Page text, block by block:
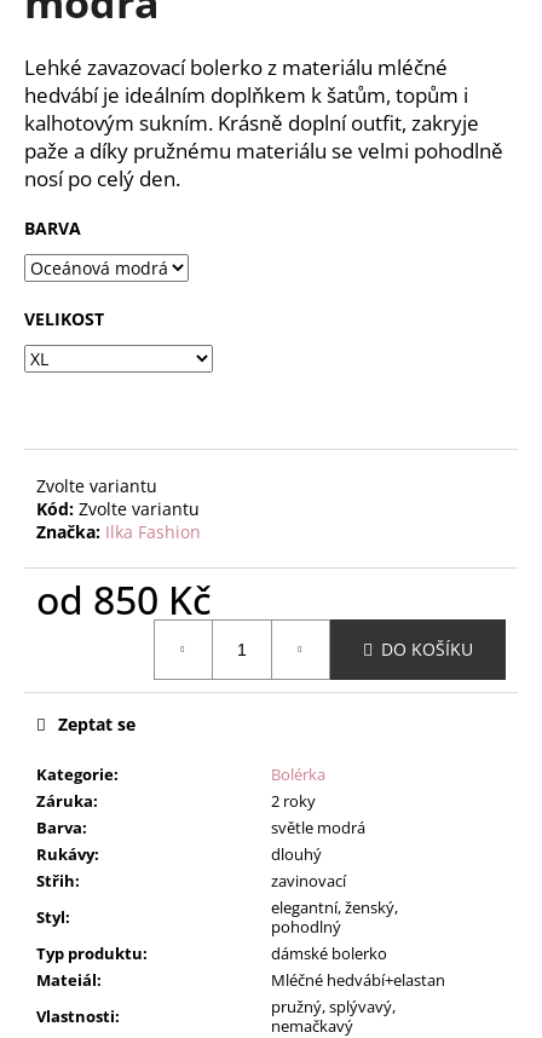
hvězdiček.
Lehké zavazovací bolerko z materiálu mléčné
hedvábí je ideálním doplňkem k šatům, topům i
kalhotovým sukním. Krásně doplní outfit, zakryje
paže a díky pružnému materiálu se velmi pohodlně
nosí po celý den.
BARVA
VELIKOST
Zvolte variantu
Kód: Zvolte variantu
Značka: Ilka Fashion
od 850 Kč
DO KOŠÍKU
Kategorie:
Bolérka
Záruka:
2 roky
Barva:
světle modrá
Rukávy:
dlouhý
Střih:
zavinovací
Styl:
elegantní, ženský,
pohodlný
Typ produktu:
dámské bolerko
Mateiál:
Mléčné hedvábí+elastan
Vlastnosti:
pružný, splývavý,
nemačkavý
Zeptat se
j
e
m
e